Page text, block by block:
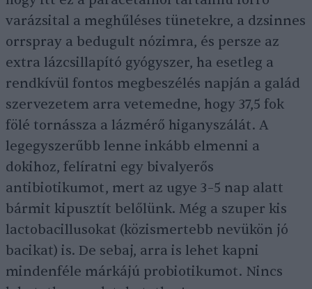
varázsital a meghűléses tünetekre, a dzsinnes
orrspray a bedugult nózimra, és persze az
extra lázcsillapító gyógyszer, ha esetleg a
rendkívül fontos megbeszélés napján a galád
szervezetem arra vetemedne, hogy 37,5 fok
fölé tornássza a lázmérő higanyszálát. A
legegyszerűbb lenne inkább elmenni a
dokihoz, felíratni egy bivalyerős
antibiotikumot, mert az ugye 3–5 nap alatt
bármit kipusztít belőlünk. Még a szuper kis
lactobacillusokat (közismertebb nevükön jó
bacikat) is. De sebaj, arra is lehet kapni
mindenféle márkájú probiotikumot. Nincs